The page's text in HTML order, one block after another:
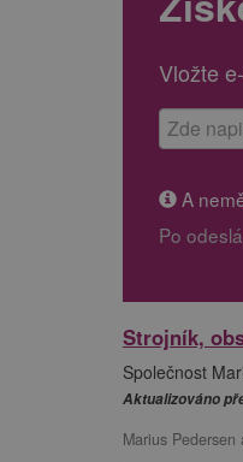
Vložte
A
Po
Strojník,
Společnost
Aktualizováno
Marius Pedersen